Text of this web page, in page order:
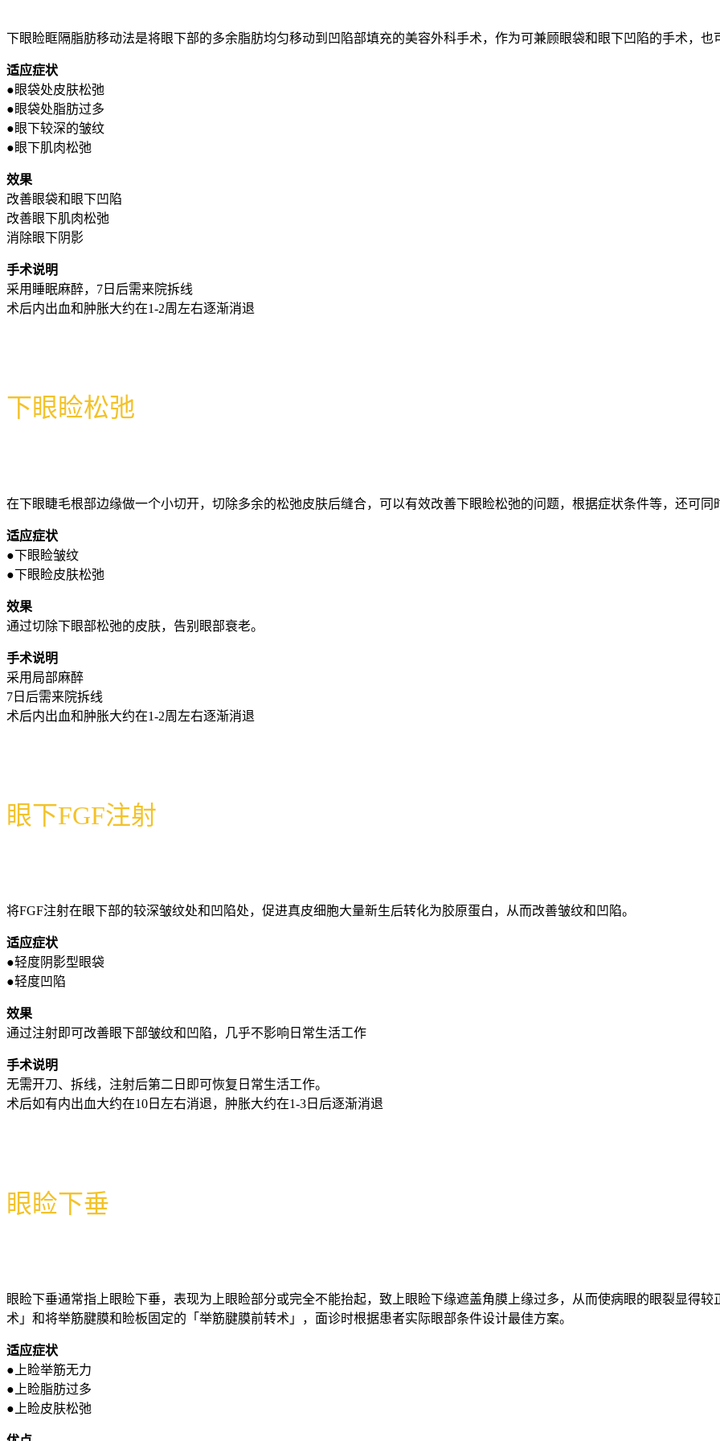
下眼睑眶隔脂肪移动法是将眼下部的多余脂肪均匀移动到凹陷部填充的美容外科手术，作为可兼顾眼袋和眼下凹陷的手术，也
适应症状
●眼袋处皮肤松弛
●眼袋处脂肪过多
●眼下较深的皱纹
●眼下肌肉松弛
效果
改善眼袋和眼下凹陷
改善眼下肌肉松弛
消除眼下阴影
手术说明
采用睡眠麻醉，7日后需来院拆线
术后内出血和肿胀大约在1-2周左右逐渐消退
下眼睑松弛
在下眼睫毛根部边缘做一个小切开，切除多余的松弛皮肤后缝合，可以有效改善下眼睑松弛的问题，根据症状条件等，还可同
适应症状
●下眼睑皱纹
●下眼睑皮肤松弛
效果
通过切除下眼部松弛的皮肤，告别眼部衰老。
手术说明
采用局部麻醉
7日后需来院拆线
术后内出血和肿胀大约在1-2周左右逐渐消退
眼下FGF注射
将FGF注射在眼下部的较深皱纹处和凹陷处，促进真皮细胞大量新生后转化为胶原蛋白，从而改善皱纹和凹陷。
适应症状
●轻度阴影型眼袋
●轻度凹陷
效果
通过注射即可改善眼下部皱纹和凹陷，几乎不影响日常生活工作
手术说明
无需开刀、拆线，注射后第二日即可恢复日常生活工作。
术后如有内出血大约在10日左右消退，肿胀大约在1-3日后逐渐消退
眼睑下垂
眼睑下垂通常指上眼睑下垂，表现为上眼睑部分或完全不能抬起，致上眼睑下缘遮盖角膜上缘过多，从而使病眼的眼裂显得
术」和将举筋腱膜和睑板固定的「举筋腱膜前转术」，面诊时根据患者实际眼部条件设计最佳方案。
适应症状
●上睑举筋无力
●上睑脂肪过多
●上睑皮肤松弛